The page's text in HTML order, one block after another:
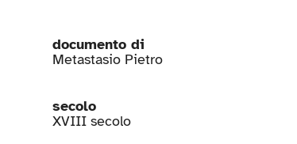
documento di
Metastasio Pietro
secolo
XVIII secolo